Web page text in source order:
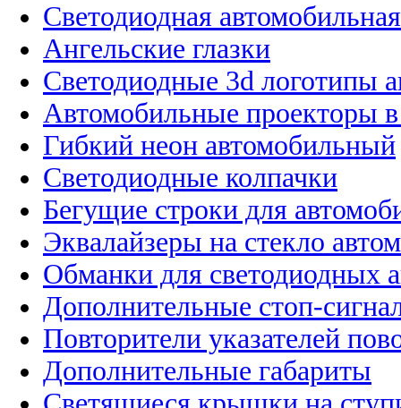
Светодиодная
Ангельские глазки
Светодиодные 3d логотипы
Автомобильные проекторы
Гибкий неон автомобильный
Светодиодные колпачки
Бегущие строки для
Эквалайзеры на стекло
Обманки для светодиодных
Дополнительные стоп-
Повторители указателей
Дополнительные габариты